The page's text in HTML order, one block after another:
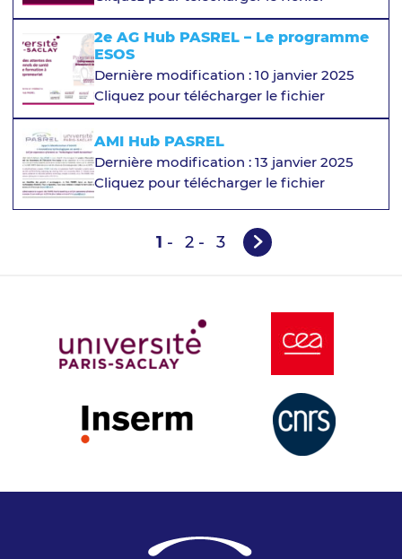
2e AG Hub PASREL – Le programme
ESOS
Dernière modification : 10 janvier 2025
Cliquez pour télécharger le fichier
AMI Hub PASREL
Dernière modification : 13 janvier 2025
Cliquez pour télécharger le fichier
1 - 2- 3